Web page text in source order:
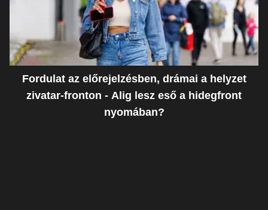
Fordulat az előrejelzésben, drámai a helyzet
zivatar-fronton - Alig lesz eső a hidegfront
nyomában?